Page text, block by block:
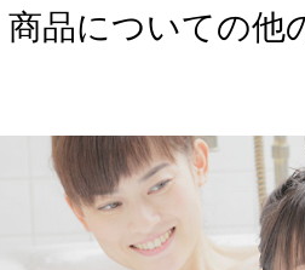
商品についての他